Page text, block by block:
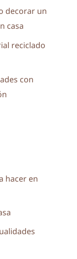
decorar un
casa
reciclado
con
hacer en